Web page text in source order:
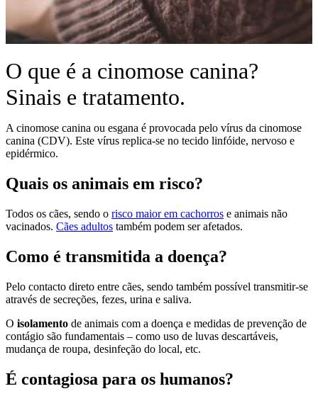
O que é a cinomose canina?
Sinais e tratamento.
A cinomose canina ou esgana é provocada pelo vírus da cinomose
canina (CDV). Este vírus replica-se no tecido linfóide, nervoso e
epidérmico.
Quais os animais em risco?
Todos os cães, sendo o risco maior em cachorros e animais não
vacinados. Cães adultos também podem ser afetados.
Como é transmitida a doença?
Pelo contacto direto entre cães, sendo também possível transmitir-se
através de secreções, fezes, urina e saliva.
O isolamento de animais com a doença e medidas de prevenção de
contágio são fundamentais – como uso de luvas descartáveis,
mudança de roupa, desinfeção do local, etc.
É contagiosa para os humanos?